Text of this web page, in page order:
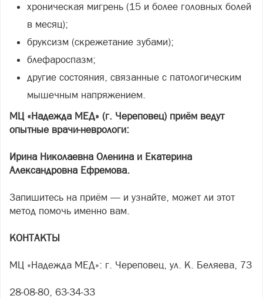
хроническая мигрень (15 и более головных болей
в месяц);
бруксизм (скрежетание зубами);
блефароспазм;
другие состояния, связанные с патологическим
мышечным напряжением.
МЦ «Надежда МЕД» (г. Череповец) приём ведут
опытные врачи-неврологи:
Ирина Николаевна Оленина и Екатерина
Александровна Ефремова.
Запишитесь на приём — и узнайте, может ли этот
метод помочь именно вам.
КОНТАКТЫ
МЦ «Надежда МЕД»: г. Череповец, ул. К. Беляева, 73
28-08-80, 63-34-33